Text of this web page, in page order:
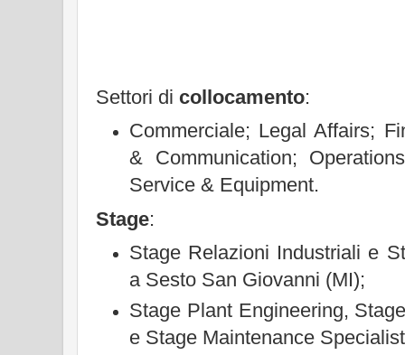
Settori di collocamento:
Commerciale; Legal Affairs;
& Communication;
Service & Equipment.
Stage:
Stage Relazioni Industriali e
a Sesto San Giovanni (MI);
Stage Plant Engineering,
e Stage Maintenance